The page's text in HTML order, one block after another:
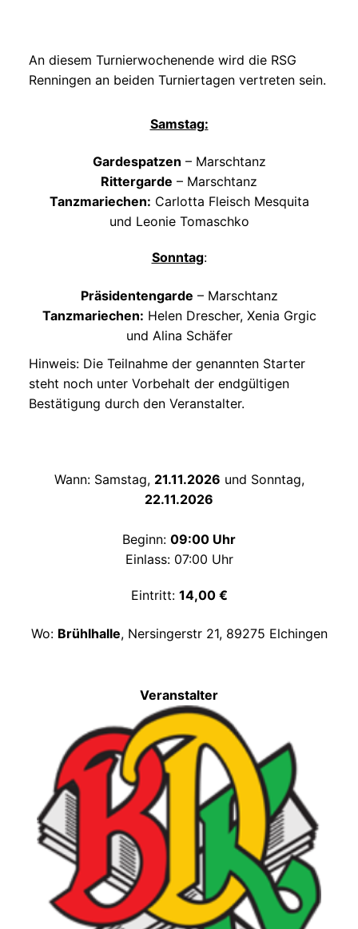
An diesem Turnierwochenende wird die RSG
Renningen an beiden Turniertagen vertreten sein.
Samstag:
Gardespatzen – Marschtanz
Rittergarde – Marschtanz
Tanzmariechen: Carlotta Fleisch Mesquita
und Leonie Tomaschko
Sonntag:
Präsidentengarde – Marschtanz
Tanzmariechen: Helen Drescher, Xenia Grgic
und Alina Schäfer
Hinweis: Die Teilnahme der genannten Starter
steht noch unter Vorbehalt der endgültigen
Bestätigung durch den Veranstalter.
Wann: Samstag, 21.11.2026 und Sonntag,
22.11.2026
Beginn: 09:00 Uhr
Einlass: 07:00 Uhr
Eintritt: 14,00 €
Wo: Brühlhalle, Nersingerstr 21, 89275 Elchingen
Veranstalter